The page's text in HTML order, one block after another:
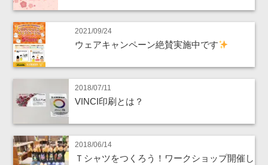
2021/09/24
ウェアキャンペーン絶賛実施中です
2018/07/11
VINCI印刷とは？
2018/06/14
Ｔシャツをつくろう！ワークショップ開催し